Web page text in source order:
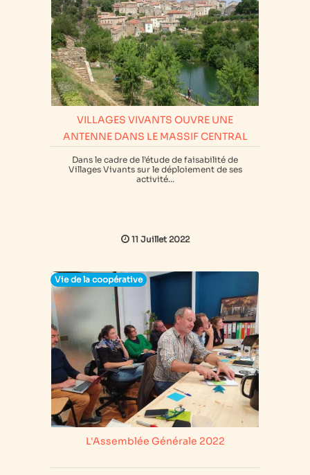
VILLAGES VIVANTS OUVRE UNE
ANTENNE DANS LE MASSIF CENTRAL
Dans le cadre de l’étude de faisabilité de
Villages Vivants sur le déploiement de ses
activité...
11 Juillet 2022
Vie de la coopérative
L'Assemblée Générale 2022